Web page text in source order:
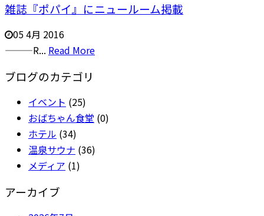
雑誌『ポパイ』にニュールーム掲載
05 4月 2016
———R... Read More
ブログのカテゴリ
イベント (25)
おばちゃん食堂 (0)
ホテル (34)
温泉サウナ (36)
メディア (1)
アーカイブ